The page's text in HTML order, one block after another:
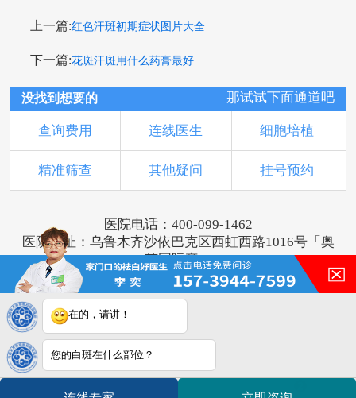
上一篇:红色汗斑初期症状图片大全
下一篇:花斑汗斑用什么药膏最好
没找到想要的 那试试下面通道吧
查询费用 连线医生 细胞培植
精准筛查 其他疑问 挂号预约
医院电话：400-099-1462
医院地址：乌鲁木齐沙依巴克区西虹西路1016号「奥
莱国际旁」
版权所有：乌鲁木齐新军都皮肤病医院
新ICP备16001749号-3
注：本网站信息仅供参考，不能作为诊断及医疗依
据，服用药物或进行治疗时请遵医嘱。如有转载或引
用文章涉及版权问题，请与我们联系。
在的，请讲！
您的白斑在什么部位？